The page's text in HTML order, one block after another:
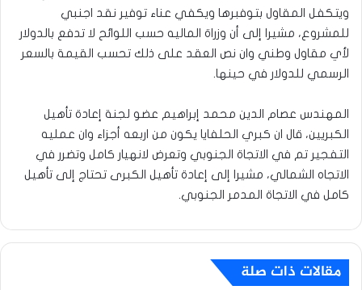
ويتكفل المقاول بتوفبرها ويكفي عناء توفير نقد اجنبي
للمشروع، مشيرا إلى أن وزراة الماليه حسب اللوائح لا تدفع بالدولار
لأي مقاول وطني وان نص العقد على ذلك تحسب القيمة بالسعر
الرسمي للدولار في حينها.
المهندس عصام الدين محمد إبراهيم عضو لجنة إعادة تأهيل
الكبريين، قال ان كبري الحلفايا يكون من اربعه أجزاء وان عمليه
التفجير تم في الاتجاة الجنوبي وتعرض لانهيار كامل وتضرر في
الاتجاه الشمالي، مشيرا إلى إعادة تأهيل الكبرى تحتاج إلى تأهيل
كامل في الاتجاة المدمر الجنوبي.
مقالات ذات صلة